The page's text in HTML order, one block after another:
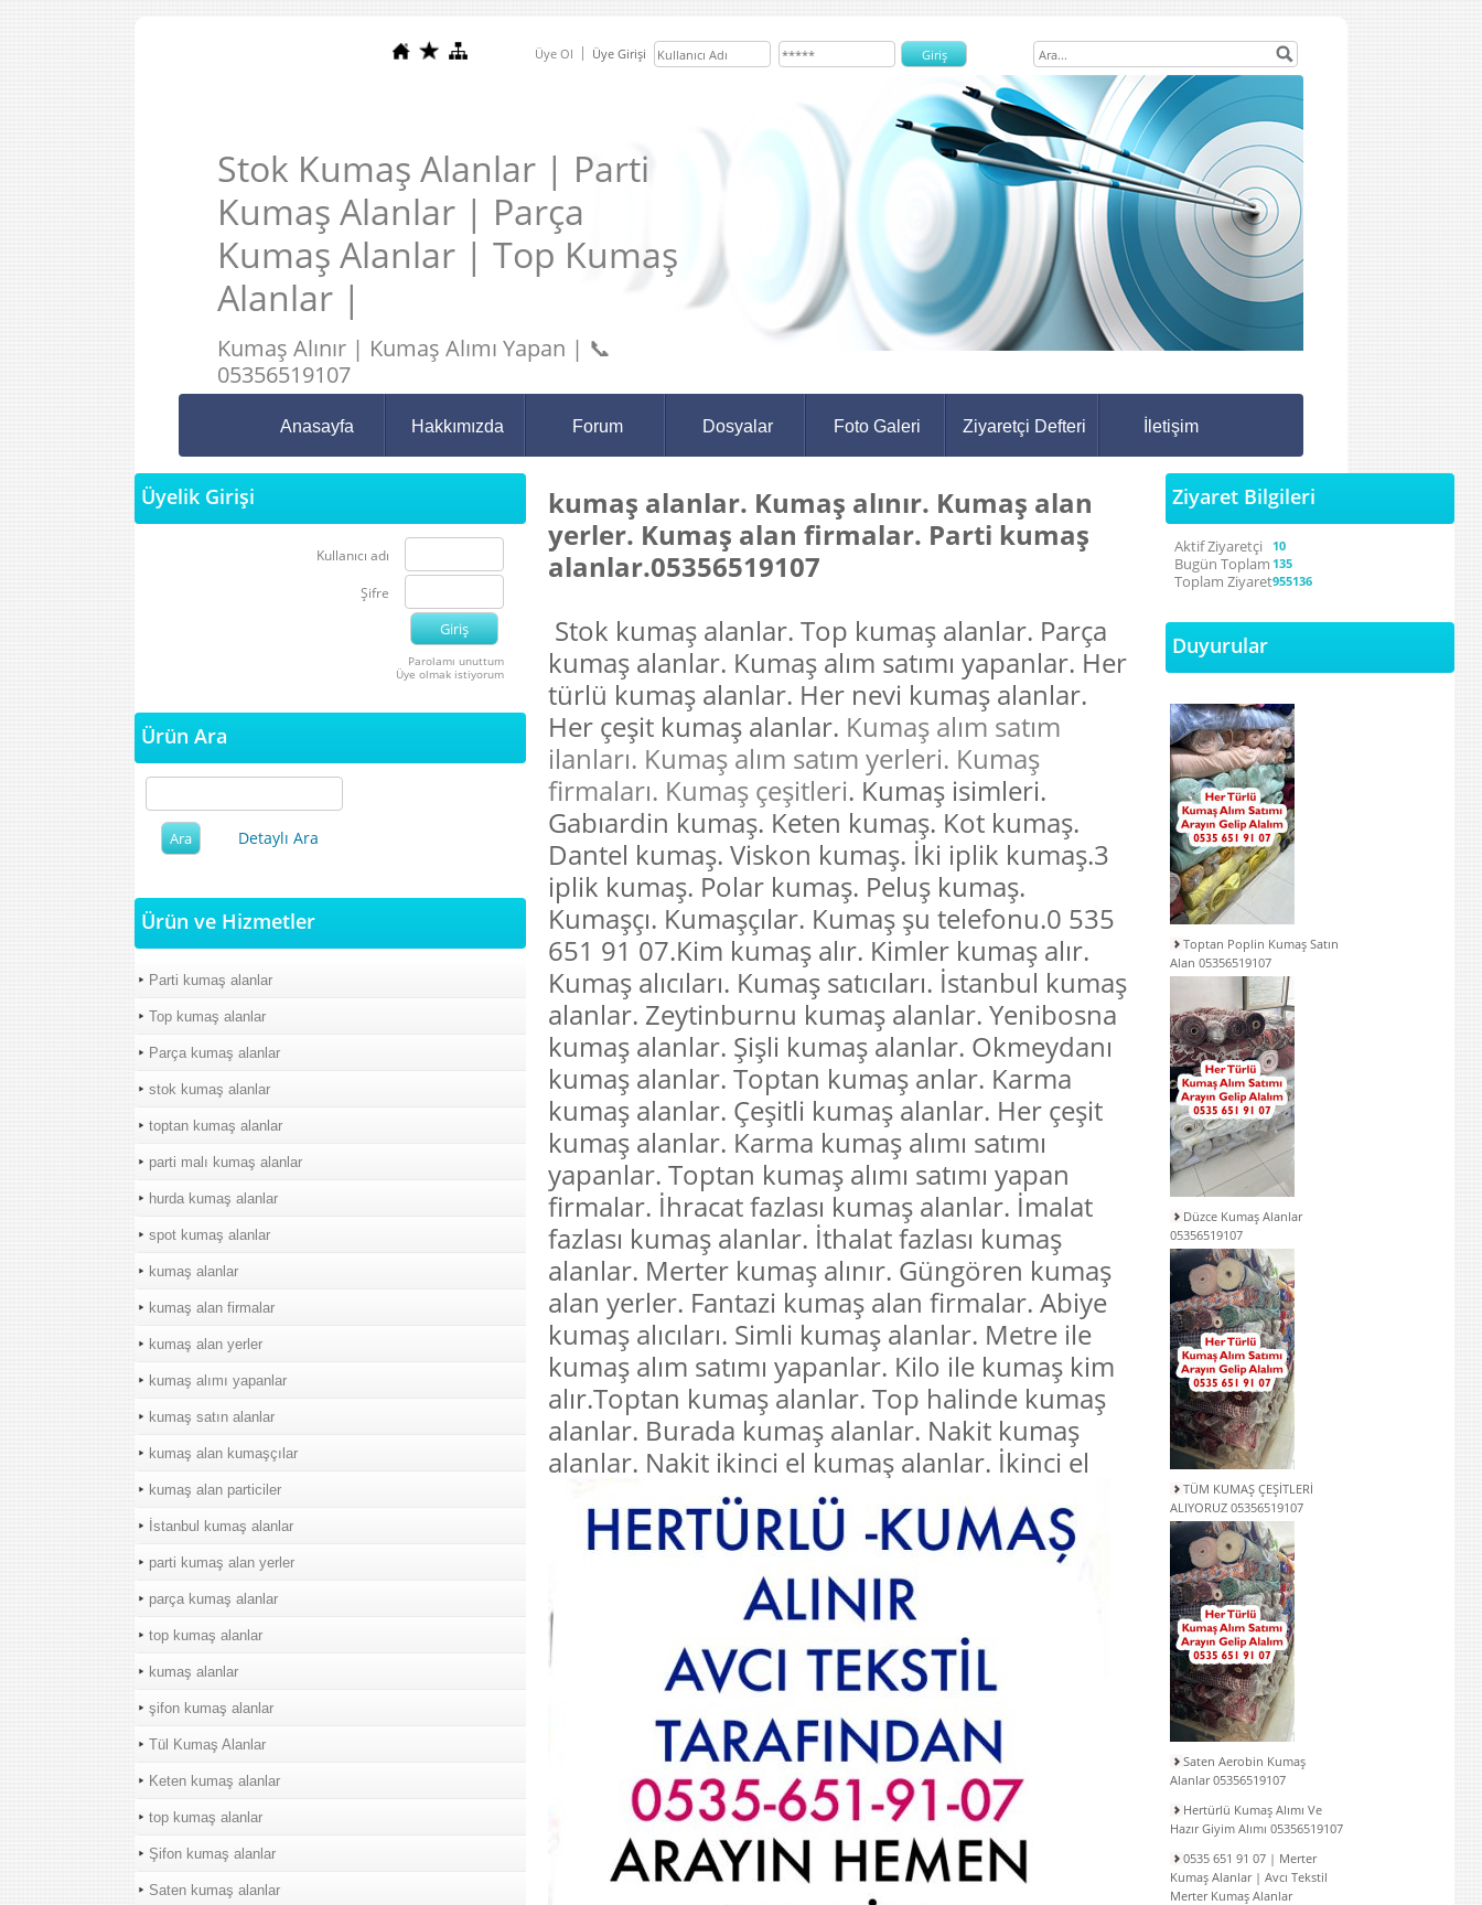
Üye Ol Üye Girişi
Stok Kumaş Alanlar | Parti
Kumaş Alanlar | Parça
Kumaş Alanlar | Top Kumaş
Alanlar |
Kumaş Alınır | Kumaş Alımı Yapan | 📞
05356519107
Anasayfa Hakkımızda Forum Dosyalar Foto Galeri Ziyaretçi Defteri İletişim
Üyelik Girişi
Kullanıcı adı
Şifre
Parolamı unuttum
Üye olmak istiyorum
Ürün Ara
Detaylı Ara
Ürün ve Hizmetler
Parti kumaş alanlar
Top kumaş alanlar
Parça kumaş alanlar
stok kumaş alanlar
toptan kumaş alanlar
parti malı kumaş alanlar
hurda kumaş alanlar
spot kumaş alanlar
kumaş alanlar
kumaş alan firmalar
kumaş alan yerler
kumaş alımı yapanlar
kumaş satın alanlar
kumaş alan kumaşçılar
kumaş alan particiler
İstanbul kumaş alanlar
parti kumaş alan yerler
parça kumaş alanlar
top kumaş alanlar
kumaş alanlar
şifon kumaş alanlar
Tül Kumaş Alanlar
Keten kumaş alanlar
top kumaş alanlar
Şifon kumaş alanlar
Saten kumaş alanlar
kumaş alanlar. Kumaş alınır. Kumaş alan
yerler. Kumaş alan firmalar. Parti kumaş
alanlar.05356519107
Stok kumaş alanlar. Top kumaş alanlar. Parça
kumaş alanlar. Kumaş alım satımı yapanlar. Her
türlü kumaş alanlar. Her nevi kumaş alanlar.
Her çeşit kumaş alanlar. Kumaş alım satım
ilanları. Kumaş alım satım yerleri. Kumaş
firmaları. Kumaş çeşitleri. Kumaş isimleri.
Gabıardin kumaş. Keten kumaş. Kot kumaş.
Dantel kumaş. Viskon kumaş. İki iplik kumaş.3
iplik kumaş. Polar kumaş. Peluş kumaş.
Kumaşçı. Kumaşçılar. Kumaş şu telefonu.0 535
651 91 07.Kim kumaş alır. Kimler kumaş alır.
Kumaş alıcıları. Kumaş satıcıları. İstanbul kumaş
alanlar. Zeytinburnu kumaş alanlar. Yenibosna
kumaş alanlar. Şişli kumaş alanlar. Okmeydanı
kumaş alanlar. Toptan kumaş anlar. Karma
kumaş alanlar. Çeşitli kumaş alanlar. Her çeşit
kumaş alanlar. Karma kumaş alımı satımı
yapanlar. Toptan kumaş alımı satımı yapan
firmalar. İhracat fazlası kumaş alanlar. İmalat
fazlası kumaş alanlar. İthalat fazlası kumaş
alanlar. Merter kumaş alınır. Güngören kumaş
alan yerler. Fantazi kumaş alan firmalar. Abiye
kumaş alıcıları. Simli kumaş alanlar. Metre ile
kumaş alım satımı yapanlar. Kilo ile kumaş kim
alır.Toptan kumaş alanlar. Top halinde kumaş
alanlar. Burada kumaş alanlar. Nakit kumaş
alanlar. Nakit ikinci el kumaş alanlar. İkinci el
Ziyaret Bilgileri
Aktif Ziyaretçi 10
Bugün Toplam 135
Toplam Ziyaret955136
Duyurular
Toptan Poplin Kumaş Satın
Alan 05356519107
Düzce Kumaş Alanlar
05356519107
TÜM KUMAŞ ÇEŞİTLERİ
ALIYORUZ 05356519107
Saten Aerobin Kumaş
Alanlar 05356519107
Hertürlü Kumaş Alımı Ve
Hazır Giyim Alımı 05356519107
0535 651 91 07 | Merter
Kumaş Alanlar | Avcı Tekstil
Merter Kumaş Alanlar